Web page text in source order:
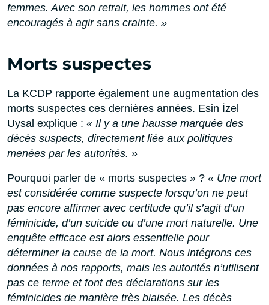
femmes. Avec son retrait, les hommes ont été
encouragés à agir sans crainte. »
Morts suspectes
La KCDP rapporte également une augmentation des
morts suspectes ces dernières années. Esin İzel
Uysal explique : « Il y a une hausse marquée des
décès suspects, directement liée aux politiques
menées par les autorités. »
Pourquoi parler de « morts suspectes » ? « Une mort
est considérée comme suspecte lorsqu’on ne peut
pas encore affirmer avec certitude qu’il s’agit d’un
féminicide, d’un suicide ou d’une mort naturelle. Une
enquête efficace est alors essentielle pour
déterminer la cause de la mort. Nous intégrons ces
données à nos rapports, mais les autorités n’utilisent
pas ce terme et font des déclarations sur les
féminicides de manière très biaisée. Les décès